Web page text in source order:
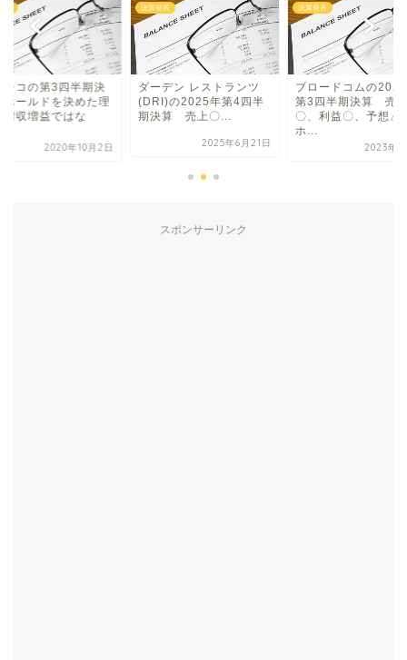
シコの第3四半期決
ールドを決めた理
増収増益ではな
2020年10月2日
決算発表
ダーデン レストランツ
(DRI)の2025年第4四半
期決算 売上〇...
2025年6月21日
決算発表
ブロードコムの
第3四半期決算 売
〇、利益〇、予想△
ホ...
2023年9
スポンサーリンク